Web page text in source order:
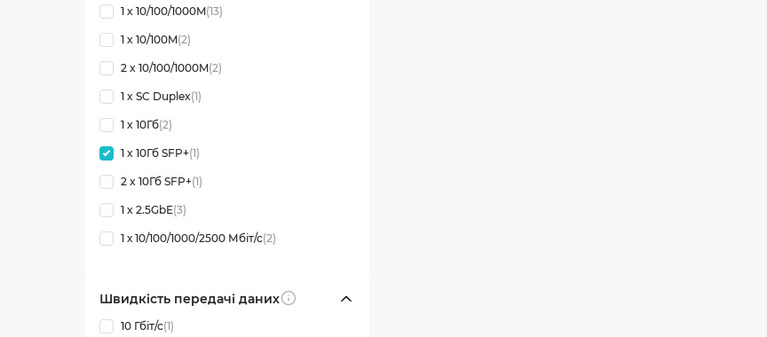
1 x 10/100/1000M(13)
1 x 10/100M(2)
2 x 10/100/1000M(2)
1 x SC Duplex(1)
1 x 10Гб(2)
1 x 10Гб SFP+(1)
2 x 10Гб SFP+(1)
1 x 2.5GbE(3)
1 х 10/100/1000/2500 Мбіт/с(2)
Швидкість передачі даних Info
10 Гбіт/с(1)